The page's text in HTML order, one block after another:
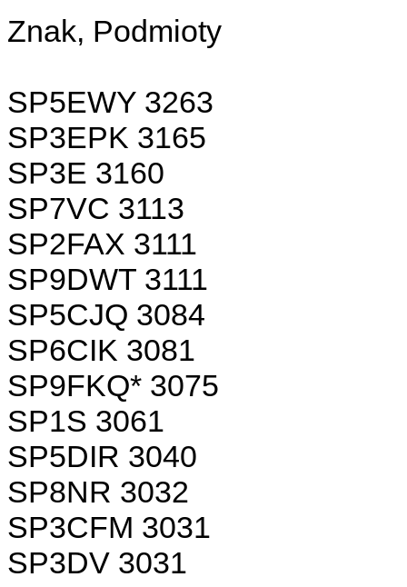
Znak, Podmioty
SP5EWY 3263
SP3EPK 3165
SP3E 3160
SP7VC 3113
SP2FAX 3111
SP9DWT 3111
SP5CJQ 3084
SP6CIK 3081
SP9FKQ* 3075
SP1S 3061
SP5DIR 3040
SP8NR 3032
SP3CFM 3031
SP3DV 3031